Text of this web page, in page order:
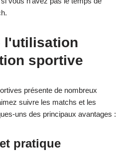
l'utilisation
sportive
présente de nombreux
suivre les matchs et les
uns des principaux avantages :
pratique